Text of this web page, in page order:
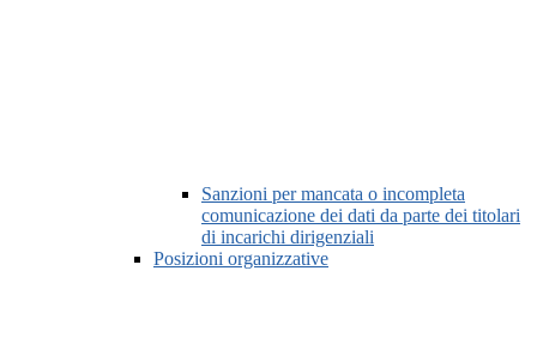
Sanzioni per mancata o incompleta
comunicazione dei dati da parte dei titolari
di incarichi dirigenziali
Posizioni organizzative